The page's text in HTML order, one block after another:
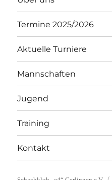
Termine 2025/2026
Aktuelle Turniere
Mannschaften
Jugend
Training
Kontakt